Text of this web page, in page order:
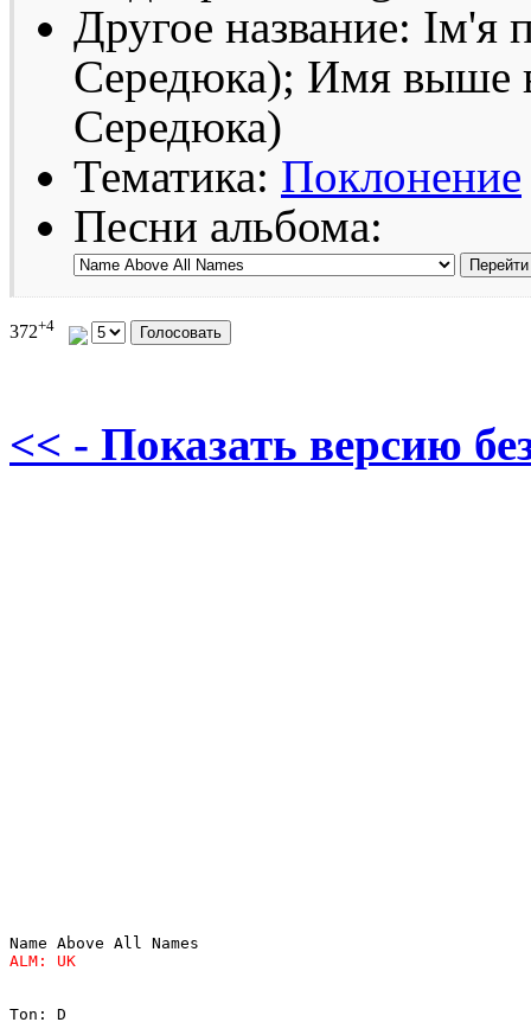
Другое название: Ім'я
Середюка); Имя выше
Середюка)
Тематика: Поклонение
Песни альбома:
372+4
<< - Показать версию
Ton: D